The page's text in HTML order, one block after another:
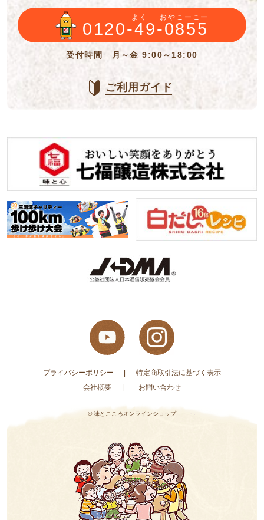
よく おやこーこー
0120-49-0855
受付時間 月～金 9:00～18:00
ご利用ガイド
プライバシーポリシー
特定商取引法に基づく表示
会社概要
お問い合わせ
© 味とこころオンラインショップ